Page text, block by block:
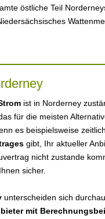
östliche Teil
ist in Norderney
für die meisten
es beispielsweise
gibt, Ihr aktueller
nicht zustande
sicher.
unterscheiden sich
mit